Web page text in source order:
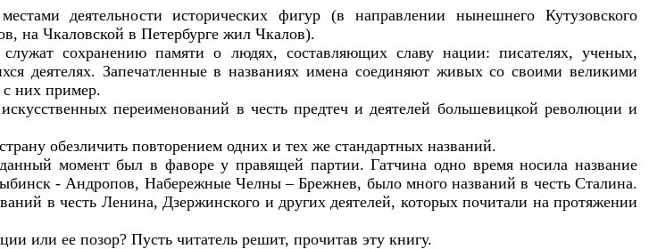
деятельности исторических фигур (в направлении нынешнего Кутузовского
на Чкаловской в Петербурге жил Чкалов).
сохранению памяти о людях, составляющих славу нации: писателях, ученых,
деятелях. Запечатленные в названиях имена соединяют живых со своими великими
с них пример.
переименований в честь предтеч и деятелей большевицкой революции и
обезличить повторением одних и тех же стандартных названий.
момент был в фаворе у правящей партии. Гатчина одно время носила название
- Андропов, Набережные Челны – Брежнев, было много названий в честь Сталина.
в честь Ленина, Дзержинского и других деятелей, которых почитали на протяжении
или ее позор? Пусть читатель решит, прочитав эту книгу.